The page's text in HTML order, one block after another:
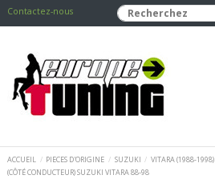
Contactez-nous
ACCUEIL PIECES D'ORIGINE SUZUKI VITARA (1988-1998)
(CÔTÉ CONDUCTEUR) SUZUKI VITARA 88-98